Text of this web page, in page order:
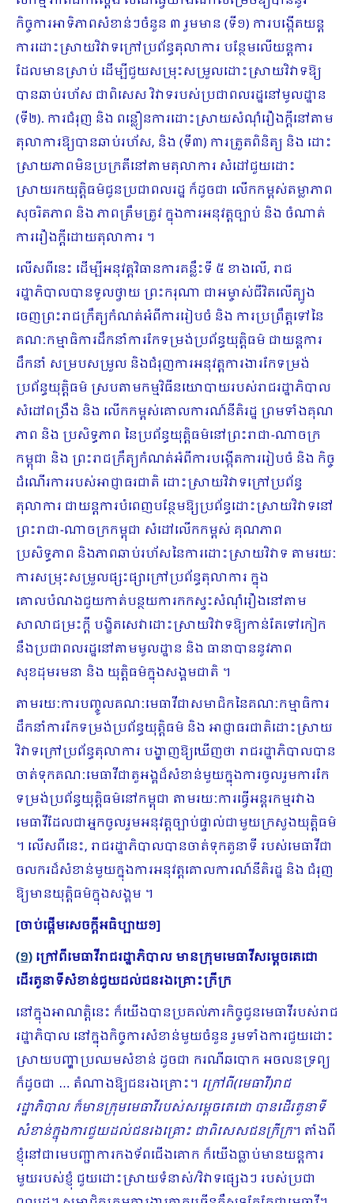
កិច្ចការអាទិភាពសំខាន់ៗចំនួន ៣ រួមមាន (ទី១) ការបង្កើតយន្ត
ការដោះស្រាយវិវាទក្រៅប្រព័ន្ធតុលាការ បន្ថែមលើយន្តការ
ដែលមានស្រាប់ ដើម្បីជួយសម្រុះសម្រួលដោះស្រាយវិវាទឱ្យ
បានឆាប់រហ័ស ជាពិសេស វិវាទរបស់ប្រជាពលរដ្ឋនៅមូលដ្ឋាន
(ទី២). ការជំរុញ និង ពន្លឿនការដោះស្រាយសំណុំរឿងក្តីនៅតាម
តុលាការឱ្យបានឆាប់រហ័ស, និង (ទី៣) ការត្រួតពិនិត្យ និង ដោះ
ស្រាយភាពមិនប្រក្រតីនៅតាមតុលាការ សំដៅជួយដោះ
ស្រាយរកយុត្តិធម៌ជូនប្រជាពលរដ្ឋ ក៏ដូចជា លើកកម្ពស់តម្លាភាព
សុចរិតភាព និង ភាពត្រឹមត្រូវ ក្នុងការអនុវត្តច្បាប់ និង ចំណាត់
ការរឿងក្តីដោយតុលាការ ។
លើសពីនេះ ដើម្បីអនុវត្តវិធានការគន្លឹះទី ៥ ខាងលើ, រាជ
រដ្ឋាភិបាលបានទូលថ្វាយ ព្រះករុណា ជាអម្ចាស់ជីវិតលើត្បូង
ចេញព្រះរាជក្រឹត្យកំណត់អំពីការរៀបចំ និង ការប្រព្រឹត្តទៅនៃ
គណៈកម្មាធិការដឹកនាំការកែទម្រង់ប្រព័ន្ធយុត្តិធម៌ ជាយន្តការ
ដឹកនាំ សម្របសម្រួល និងជំរុញការអនុវត្តការងារកែទម្រង់
ប្រព័ន្ធយុត្តិធម៌ ស្របតាមកម្មវិធីនយោបាយរបស់រាជរដ្ឋាភិបាល
សំដៅពង្រឹង និង លើកកម្ពស់គោលការណ៍នីតិរដ្ឋ ព្រមទាំងគុណ
ភាព និង ប្រសិទ្ធភាព នៃប្រព័ន្ធយុត្តិធម៌នៅព្រះរាជា-ណាចក្រ
កម្ពុជា និង ព្រះរាជក្រឹត្យកំណត់អំពីការបង្កើតការរៀបចំ និង កិច្ច
ដំណើរការរបស់អាជ្ញាធរជាតិ ដោះស្រាយវិវាទក្រៅប្រព័ន្ធ
តុលាការ ជាយន្តការបំពេញបន្ថែមឱ្យប្រព័ន្ធដោះស្រាយវិវាទនៅ
ព្រះរាជា-ណាចក្រកម្ពុជា សំដៅលើកកម្ពស់ គុណភាព
ប្រសិទ្ធភាព និងភាពឆាប់រហ័សនៃការដោះស្រាយវិវាទ តាមរយៈ
ការសម្រុះសម្រួលផ្សះផ្សាក្រៅប្រព័ន្ធតុលាការ ក្នុង
គោលបំណងជួយកាត់បន្ថយការកកស្ទះសំណុំរឿងនៅតាម
សាលាជម្រះក្តី បង្ខិតសេវាដោះស្រាយវិវាទឱ្យកាន់តែទៅកៀក
នឹងប្រជាពលរដ្ឋនៅតាមមូលដ្ឋាន និង ធានាបាននូវភាព
សុខដុមរមនា និង យុត្តិធម៌ក្នុងសង្គមជាតិ ។
តាមរយៈការបញ្ចូលគណៈមេធាវីជាសមាជិកនៃគណៈកម្មាធិការ
ដឹកនាំការកែទម្រង់ប្រព័ន្ធយុត្តិធម៌ និង អាជ្ញាធរជាតិដោះស្រាយ
វិវាទក្រៅប្រព័ន្ធតុលាការ បង្ហាញឱ្យឃើញថា រាជរដ្ឋាភិបាលបាន
ចាត់ទុកគណៈមេធាវីជាតួអង្គដ៏សំខាន់មួយក្នុងការចូលរួមការកែ
ទម្រង់ប្រព័ន្ធយុត្តិធម៌នៅកម្ពុជា តាមរយៈការធ្វើអន្តរកម្មរវាង
មេធាវីដែលជាអ្នកចូលរួមអនុវត្តច្បាប់ផ្ទាល់ជាមួយក្រសួងយុត្តិធម៌
។ លើសពីនេះ, រាជរដ្ឋាភិបាលបានចាត់ទុកតួនាទី របស់មេធាវីជា
ចលករដ៏សំខាន់មួយក្នុងការអនុវត្តគោលការណ៍នីតិរដ្ឋ និង ជំរុញ
ឱ្យមានយុត្តិធម៌ក្នុងសង្គម ។
[ចាប់ផ្ដើមសេចក្ដីអធិប្បាយ១]
(១)ក្រៅពីមេធាវីរាជរដ្ឋាភិបាល មានក្រុមមេធាវីសម្ដេចតេជោ
ដើរតួនាទីសំខាន់ជួយដល់ជនរងគ្រោះក្រីក្រ
នៅក្នុងអាណត្តិនេះ ក៏យើងបានប្រគល់ភារកិច្ចជូនមេធាវីរបស់រាជ
រដ្ឋាភិបាល នៅក្នុងកិច្ចការសំខាន់មួយចំនួន រួមទាំងការជួយដោះ
ស្រាយបញ្ហាប្រឈមសំខាន់ ដូចជា ករណីឆបោក អចលនទ្រព្យ
ក៏ដូចជា … តំណាងឱ្យជនរងគ្រោះ។ ក្រៅពី(មេធាវី)រាជ
រដ្ឋាភិបាល ក៏មានក្រុមមេធាវីរបស់សម្ដេចតេជោ បានដើរតួនាទី
សំខាន់ក្នុងការជួយដល់ជនរងគ្រោះ ជាពិសេសជនក្រីក្រ។ តាំងពី
ខ្ញុំនៅជាមេបញ្ជាការកងទ័ពជើងគោក ក៏យើងធ្លាប់មានយន្តការ
មួយរបស់ខ្ញុំ ជួយដោះស្រាយទំនាស់/វិវាទផ្សេងៗ របស់ប្រជា